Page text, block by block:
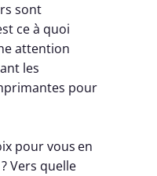
sont
ce à quoi
attention
les
pour
pour vous en
Vers quelle